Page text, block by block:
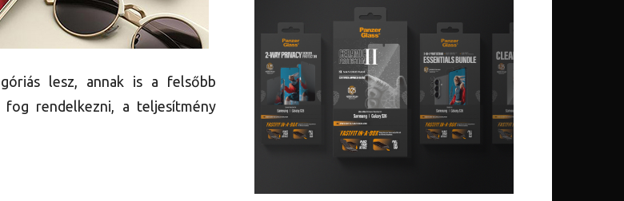
lesz, annak is a felsőbb
fog rendelkezni, a teljesítmény